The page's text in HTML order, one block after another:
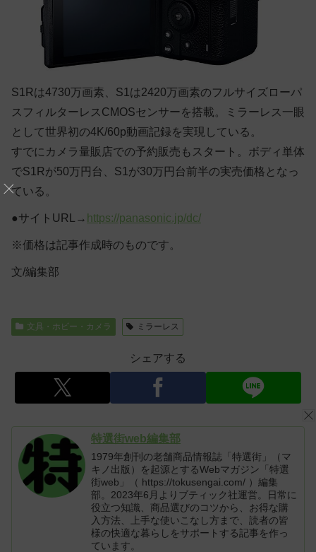
S1Rは4730万画素、S1は2420万画素のフルサイズローパ
スフィルターレスCMOSセンサーを搭載。ミラーレス一眼
として世界初の4K/60p動画記録を実現している。
すでにカメラ量販店での予約販売もスタート。ボディ単体
でS1Rが50万円台、S1が30万円台前半の実売価格となっ
ている。
●サイトURL→ https://panasonic.jp/dc/
※価格は記事作成時のものです。
文/編集部
文具・ホビー・カメラ ミラーレス
シェアする
特選街web編集部
1979年創刊の老舗商品情報誌「特選街」（マ
キノ出版）を起源とするWebマガジン「特選
街web」（ https://tokusengai.com/ ）編集
部。2023年6月よりブティック社運営。日常に
役立つ知識、商品選びのコツから、お得な購
入方法、上手な使いこなし方まで、読者の皆
様の快適な暮らしをサポートする記事を作っ
ています。